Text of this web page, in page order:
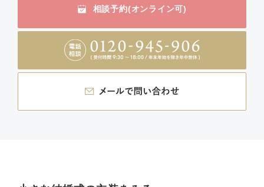
相談予約(オンライン可)